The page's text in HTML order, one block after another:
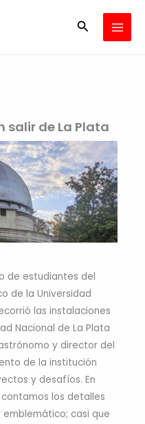
Buscar
salir de La Plata
de estudiantes del
de la Universidad
las instalaciones
Nacional de La Plata
astrónomo y director del
de la institución
y desafíos. En
los detalles
casi que